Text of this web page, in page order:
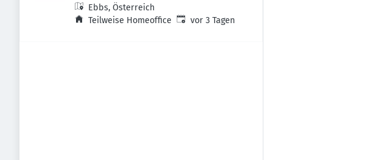
Ebbs, Österreich
Teilweise Homeoffice Veröffentlicht:
vor 3 Tagen